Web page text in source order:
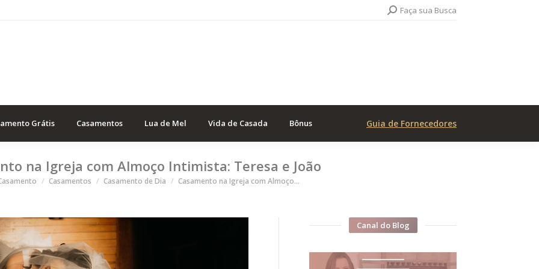
Search:Faça sua Busca
Grátis Casamentos Lua de Mel Vida de Casada Bônus Guia de Fornecedores
na Igreja com Almoço Intimista: Teresa e João
aqui Casamentos Casamento de Dia Casamento na Igreja com Almoço…
Canal do Blog